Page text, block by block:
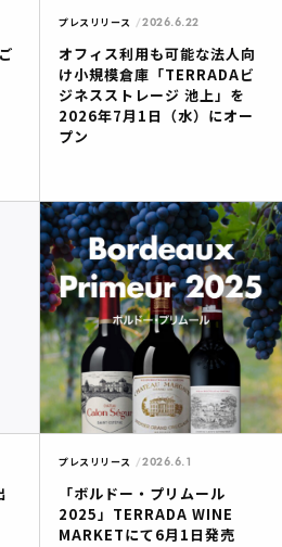
プレスリリース 2026.6.22
オフィス利用も可能な法人向
け小規模倉庫「TERRADAビ
ジネスストレージ 池上」を
2026年7月1日（水）にオー
プン
プレスリリース 2026.6.1
「ボルドー・プリムール
2025」TERRADA WINE
MARKETにて6月1日発売